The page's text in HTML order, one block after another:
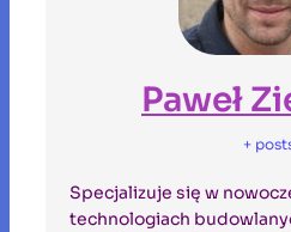
Paweł
+
Specjalizuje się w
technologiach